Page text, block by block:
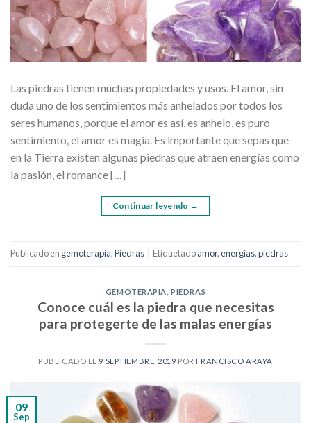
Las piedras tienen muchas propiedades y usos. El amor, sin
duda uno de los sentimientos más anhelados por todos los
seres humanos, porque el amor es así, es anhelo, es puro
sentimiento, el amor es magia. Es importante que sepas que
en la Tierra existen algunas piedras que atraen energías como
la pasión, el romance […]
Continuar leyendo →
Publicado en gemoterapia,Piedras Etiquetadoamor,energias,piedras
GEMOTERAPIA ,PIEDRAS
Conoce cuál es la piedra que necesitas
para protegerte de las malas energías
PUBLICADO EL 9 SEPTIEMBRE, 2019 POR FRANCISCO ARAYA
09
Sep